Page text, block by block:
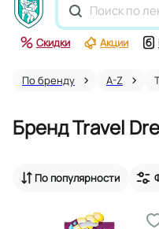
Скидки Акции
По бренду A-Z
Бренд Travel
По популярности